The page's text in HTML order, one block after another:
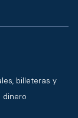
billeteras y
dinero